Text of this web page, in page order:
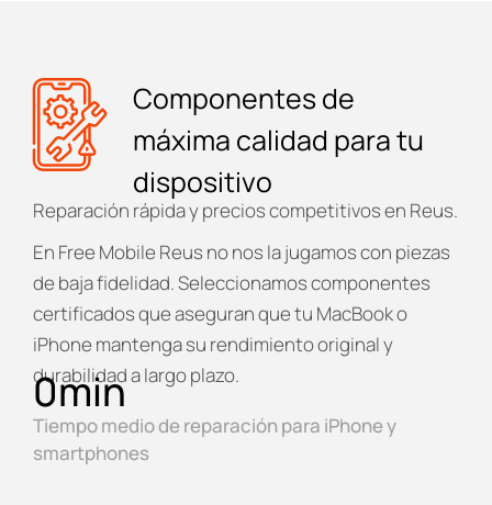
Componentes de
máxima calidad para tu
dispositivo
Reparación rápida y precios competitivos en Reus.
En Free Mobile Reus no nos la jugamos con piezas
de baja fidelidad. Seleccionamos componentes
certificados que aseguran que tu MacBook o
iPhone mantenga su rendimiento original y
durabilidad a largo plazo.
Tiempo medio de reparación para iPhone y
smartphones
0min